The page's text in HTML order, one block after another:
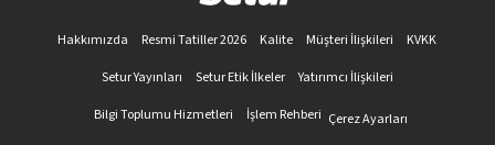
Hakkımızda Resmi Tatiller 2026 Kalite Müşteri İlişkileri
KVKK
Setur Yayınları
Setur Etik İlkeler
Yatırımcı İlişkileri
Bilgi Toplumu Hizmetleri
İşlem Rehberi Çerez Ayarları